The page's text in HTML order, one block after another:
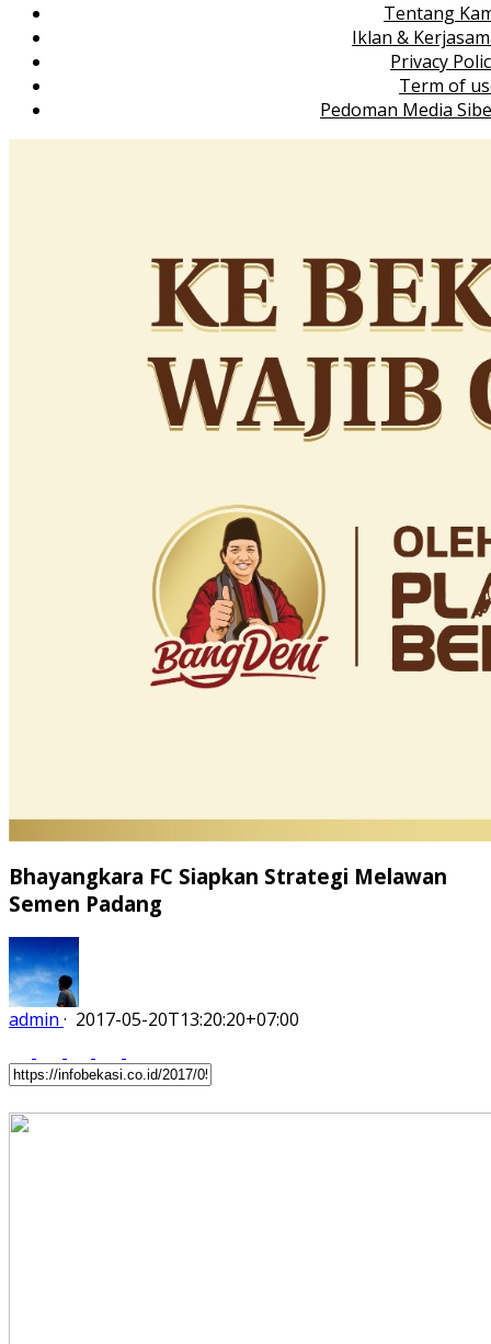
Tentang
Iklan &
Privacy
Term of
Pedoman Media
Bhayangkara FC Siapkan Strategi Melawan
Semen Padang
admin · 2017-05-20T13:20:20+07:00